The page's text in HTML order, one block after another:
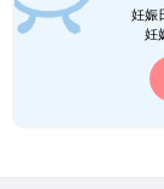
妊娠
妊